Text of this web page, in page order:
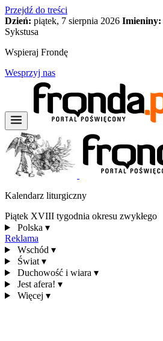
Przejdź do treści
Dzień: piątek, 7 sierpnia 2026 Imieniny:
Sykstusa
Wspieraj Frondę
Wesprzyj nas
Kalendarz liturgiczny
Piątek XVIII tygodnia okresu zwykłego
Polska ▾
Reklama
Wschód ▾
Świat ▾
Duchowość i wiara ▾
Jest afera! ▾
Więcej ▾